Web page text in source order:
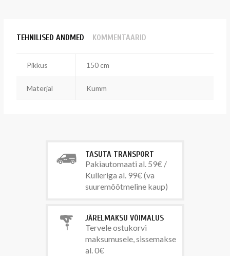
TEHNILISED ANDMED KOMMENTAARID
Pikkus 150 cm
Materjal Kumm
TASUTA TRANSPORT
Pakiautomaati al. 59€ /
Kulleriga al. 99€ (va
suuremõõtmeline kaup)
JÄRELMAKSU VÕIMALUS
Tervele ostukorvi
maksumusele, sissemakse
al. 0€